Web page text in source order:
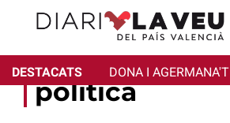
DESTACATS DONA I AGERMANA'T
política